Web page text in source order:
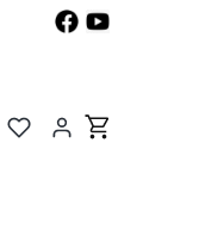
Produkty w